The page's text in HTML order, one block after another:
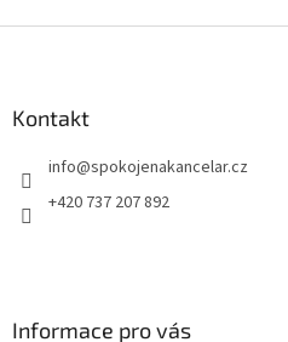
Kontakt
info@spokojenakancelar.cz
+420 737 207 892
Informace pro vás